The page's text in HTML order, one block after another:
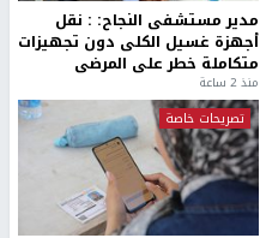
مدير مستشفى النجاح: : نقل
أجهزة غسيل الكلى دون تجهيزات
متكاملة خطر على المرضى
منذ 2 ساعة
تصريحات خاصة